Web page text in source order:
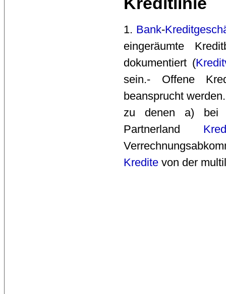
1. Bank-
eingeräumte
dokumentiert (
sein.- Offene
beansprucht
zu denen a)
Partnerland
Kredite von der